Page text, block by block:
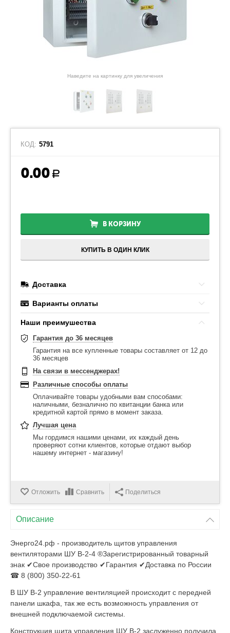
Наведите на картинку для увеличения
КОД: 5791
0.00 Р
В КОРЗИНУ
КУПИТЬ В ОДИН КЛИК
Доставка
Варианты оплаты
Наши преимушества
Гарантия до 36 месяцев
Гарантия на все купленные товары составляет от 12 до
36 месяцев
На связи в мессенджерах!
Различные способы оплаты
Оплачивайте товары удобными вам способами:
наличными, безналично по квитанции банка или
кредитной картой прямо в момент заказа.
Лучшая цена
Мы гордимся нашими ценами, их каждый день
проверяют сотни клиентов, которые отдают выбор
нашему интернет - магазину!
Отложить Сравнить Поделиться
Описание
Энерго24.рф - производитель щитов управления
вентиляторами ШУ В-2-4 ®Зарегистрированный товарный
знак ✔Свое производство ✔Гарантия ✔Доставка по России
☎ 8 (800) 350-22-61
В ШУ В-2 управление вентиляцией происходит с передней
панели шкафа, так же есть возможность управления от
внешней подключаемой системы.
Конструкция щита управления ШУ В-2 заслуженно получила